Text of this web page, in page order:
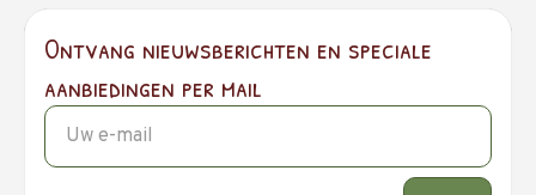
Ontvang nieuwsberichten en speciale
aanbiedingen per mail